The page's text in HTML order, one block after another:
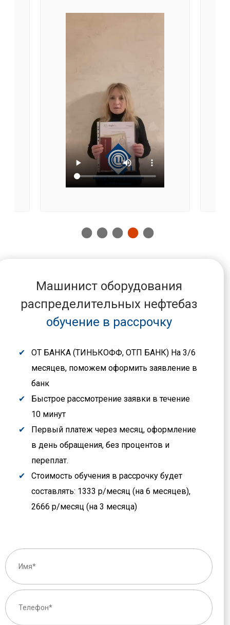
Машинист оборудования
распределительных нефтебаз
обучение в рассрочку
ОТ БАНКА (ТИНЬКОФФ, ОТП БАНК) На 3/6
месяцев, поможем оформить заявление в
банк
Быстрое рассмотрение заявки в течение
10 минут
Первый платеж через месяц, оформление
в день обращения, без процентов и
переплат.
Стоимость обучения в рассрочку будет
составлять: 1333 р/месяц (на 6 месяцев),
2666 р/месяц (на 3 месяца)